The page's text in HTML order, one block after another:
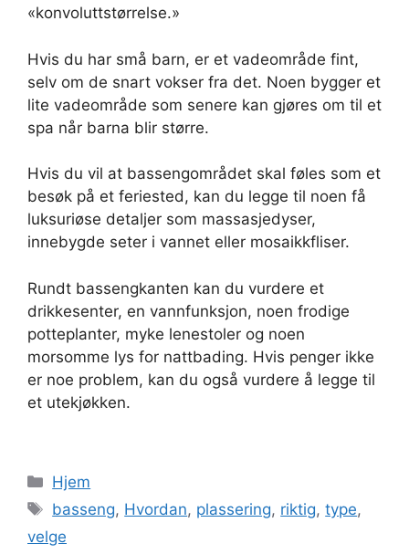
«konvoluttstørrelse.»
Hvis du har små barn, er et vadeområde fint,
selv om de snart vokser fra det. Noen bygger et
lite vadeområde som senere kan gjøres om til et
spa når barna blir større.
Hvis du vil at bassengområdet skal føles som et
besøk på et feriested, kan du legge til noen få
luksuriøse detaljer som massasjedyser,
innebygde seter i vannet eller mosaikkfliser.
Rundt bassengkanten kan du vurdere et
drikkesenter, en vannfunksjon, noen frodige
potteplanter, myke lenestoler og noen
morsomme lys for nattbading. Hvis penger ikke
er noe problem, kan du også vurdere å legge til
et utekjøkken.
Categories
Hjem
Tags
basseng, Hvordan, plassering, riktig,type,
velge